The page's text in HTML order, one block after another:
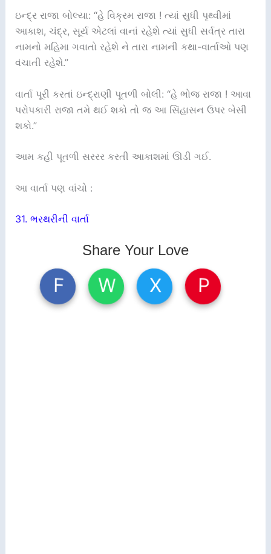
ઇન્દ્ર રાજા બોલ્યા: “હે વિક્રમ રાજા ! ત્યાં સુધી પૃથ્વીમાં
આકાશ, ચંદ્ર, સૂર્ય એટલાં વાનાં રહેશે ત્યાં સુધી સર્વત્ર તારા
નામનો મહિમા ગવાતો રહેશે ને તારા નામની કથા-વાર્તાઓ પણ
વંચાતી રહેશે.”
વાર્તા પૂરી કરતાં ઇન્દ્રાણી પૂતળી બોલી: “હે ભોજ રાજા ! આવા
પરોપકારી રાજા તમે થઈ શકો તો જ આ સિંહાસન ઉપર બેસી
શકો.”
આમ કહી પૂતળી સરરર કરતી આકાશમાં ઊડી ગઈ.
આ વાર્તા પણ વાંચો :
31. ભરથરીની વાર્તા
Share Your Love
F W X P